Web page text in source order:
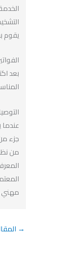
الخدمة
التشخيص
يقوم
الفواتير
بعد
المناسبة.
التوصيات
عندما
جزء من
مهني من
المقالة